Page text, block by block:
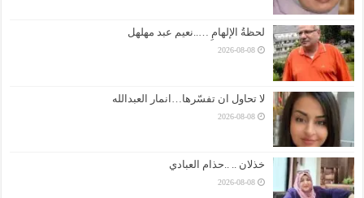
لحظةُ الإلهامِ …..نعيم عبد مهلهل
2026-08-08
لا تحاول ان تفسّرها…انمار العبدالله
2026-08-08
خذلان .. ..حذام العبادي
2026-08-08